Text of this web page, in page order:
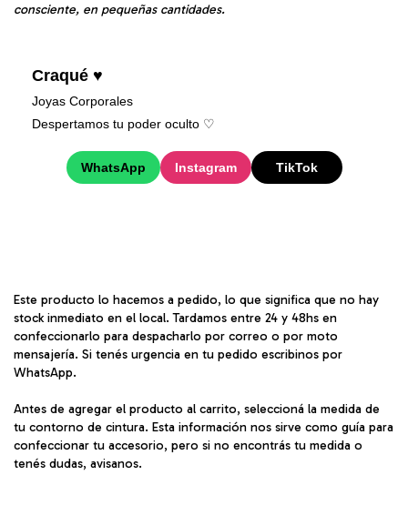
consciente, en pequeñas cantidades.
Craqué ♥
Joyas Corporales
Despertamos tu poder oculto ♡︎
WhatsApp Instagram TikTok
Este producto lo hacemos a pedido, lo que significa que no hay
stock inmediato en el local. Tardamos entre 24 y 48hs en
confeccionarlo para despacharlo por correo o por moto
mensajería. Si tenés urgencia en tu pedido escribinos por
WhatsApp.
Antes de agregar el producto al carrito, seleccioná la medida de
tu contorno de cintura. Esta información nos sirve como guía para
confeccionar tu accesorio, pero si no encontrás tu medida o
tenés dudas, avisanos.